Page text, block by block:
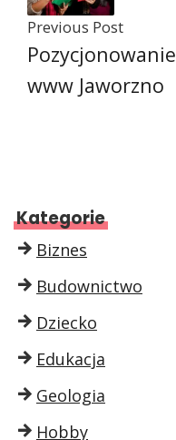
Previous Post
Pozycjonowanie
www Jaworzno
Kategorie
Biznes
Budownictwo
Dziecko
Edukacja
Geologia
Hobby